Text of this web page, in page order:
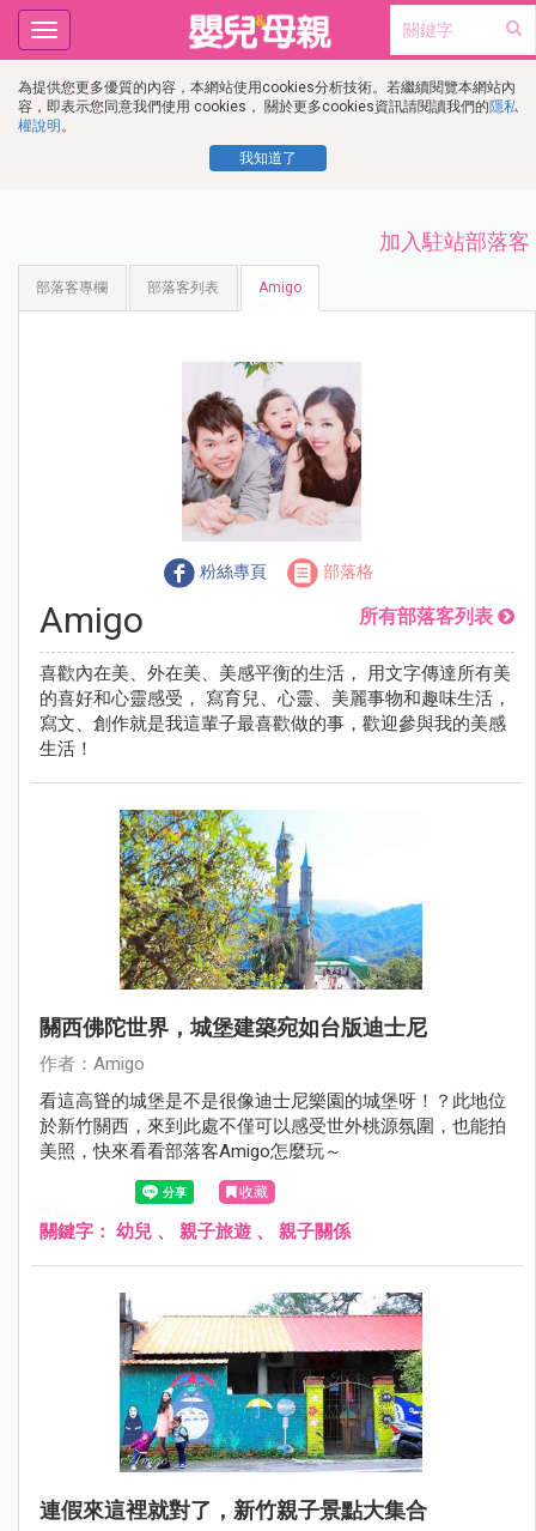
為提供您更多優質的內容，本網站使用cookies分析技術。若繼續閱覽本網站內
容，即表示您同意我們使用 cookies， 關於更多cookies資訊請閱讀我們的隱私
權說明 。
我知道了
Toggle
navigation
加入駐站部落客
部落客專欄 部落客列表 Amigo
粉絲專頁 部落格
Amigo 所有部落客列表
喜歡內在美、外在美、美感平衡的生活， 用文字傳達所有美
的喜好和心靈感受， 寫育兒、心靈、美麗事物和趣味生活，
寫文、創作就是我這輩子最喜歡做的事，歡迎參與我的美感
生活！
關西佛陀世界，城堡建築宛如台版迪士尼
作者：Amigo
看這高聳的城堡是不是很像迪士尼樂園的城堡呀！？此地位
於新竹關西，來到此處不僅可以感受世外桃源氛圍，也能拍
美照，快來看看部落客Amigo怎麼玩～
收藏
關鍵字： 幼兒 、 親子旅遊 、 親子關係
連假來這裡就對了，新竹親子景點大集合